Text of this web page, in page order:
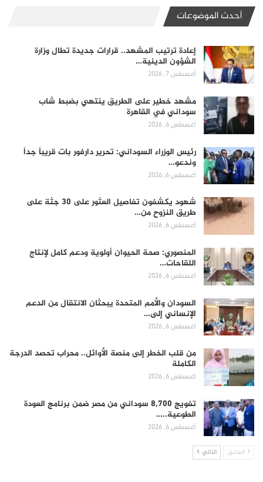
أحدث الموضوعات
إعادة ترتيب المشهد.. قرارات جديدة تطال وزارة
الشؤون الدينية…
أغسطس 7, 2026
مشهد خطير على الطريق ينتهي بضبط شاب
سوداني في القاهرة
أغسطس 6, 2026
رئيس الوزراء السوداني: تحرير دارفور بات قريباً جداً
وندعو…
أغسطس 6, 2026
شهود يكشفون تفاصيل العثور على 30 جثة على
طريق النزوح من…
أغسطس 6, 2026
المنصوري: صحة الحيوان أولوية ودعم كامل لإنتاج
اللقاحات…
أغسطس 6, 2026
السودان والأمم المتحدة يبحثان الانتقال من الدعم
الإنساني إلى…
أغسطس 6, 2026
من قلب الخطر إلى منصة الأوائل.. محراب تحصد الدرجة
الكاملة
أغسطس 6, 2026
تفويج 8,700 سوداني من مصر ضمن برنامج العودة
الطوعية..…
أغسطس 6, 2026
السابق التالي